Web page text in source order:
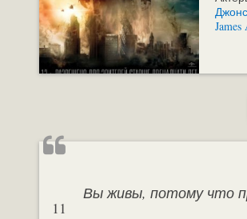
James
Вы живы, потому что
11